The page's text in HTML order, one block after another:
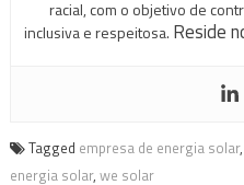
racial, com o objetivo de
inclusiva e respeitosa. Reside
Tagged empresa de energia solar,
energia solar, we solar